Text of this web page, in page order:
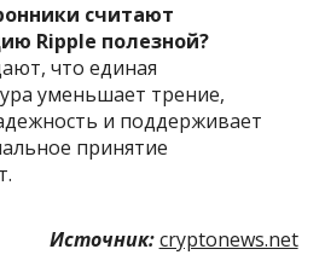
считают
Ripple полезной?
что единая
уменьшает трение,
и поддерживает
принятие
Источник: cryptonews.net